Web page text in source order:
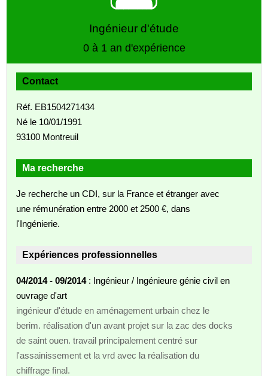
Ingénieur d'étude
0 à 1 an d'expérience
Contact
Réf. EB1504271434
Né le 10/01/1991
93100 Montreuil
Ma recherche
Je recherche un CDI, sur la France et étranger avec
une rémunération entre 2000 et 2500 €, dans
l'Ingénierie.
Expériences professionnelles
04/2014 - 09/2014: Ingénieur / Ingénieure génie civil en
ouvrage d'art
ingénieur d'étude en aménagement urbain chez le
berim. réalisation d'un avant projet sur la zac des docks
de saint ouen. travail principalement centré sur
l'assainissement et la vrd avec la réalisation du
chiffrage final.